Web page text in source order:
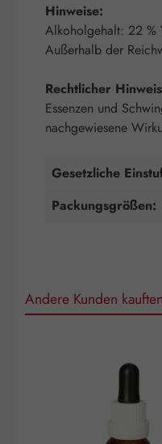
Hinweise:
Alkoholgehalt: 22 %
Außerhalb der
Rechtlicher
Essenzen und
nachgewiesene
Gesetzliche
Packungsgrößen:
Andere Kunden